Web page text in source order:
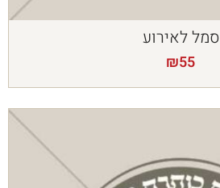
סמל לאירוע
₪55